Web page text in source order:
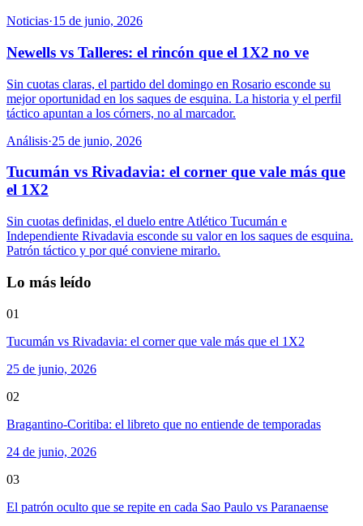
Noticias·15 de junio, 2026
Newells vs Talleres: el rincón que el 1X2 no ve
Sin cuotas claras, el partido del domingo en Rosario esconde su
mejor oportunidad en los saques de esquina. La historia y el perfil
táctico apuntan a los córners, no al marcador.
Análisis·25 de junio, 2026
Tucumán vs Rivadavia: el corner que vale más que
el 1X2
Sin cuotas definidas, el duelo entre Atlético Tucumán e
Independiente Rivadavia esconde su valor en los saques de esquina.
Patrón táctico y por qué conviene mirarlo.
Lo más leído
01
Tucumán vs Rivadavia: el corner que vale más que el 1X2
25 de junio, 2026
02
Bragantino-Coritiba: el libreto que no entiende de temporadas
24 de junio, 2026
03
El patrón oculto que se repite en cada Sao Paulo vs Paranaense